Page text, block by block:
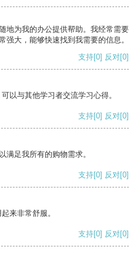
地为我的办公提供帮助。我经常需要
强大，能够快速找到我需要的信息。
支持[0] 反对[0]
以与其他学习者交流学习心得。
支持[0] 反对[0]
满足我所有的购物需求。
支持[0] 反对[0]
来非常舒服。
支持[0] 反对[0]